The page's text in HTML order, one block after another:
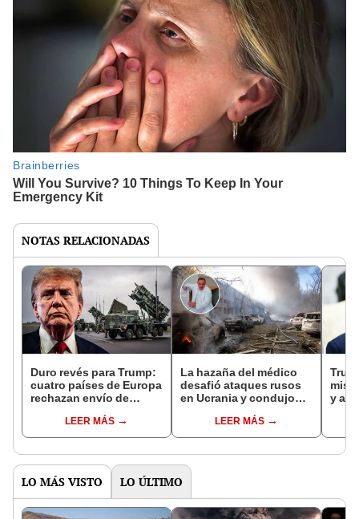
NOTAS RELACIONADAS
Duro revés para Trump:
cuatro países de Europa
rechazan envío de
estadounidense a
Ucrania
LEER MÁS
La hazaña del médico
desafió ataques rusos
en Ucrania y condujo
trasplantar el corazón
de una niña
LEER MÁS
y
LO MÁS VISTO LO ÚLTIMO